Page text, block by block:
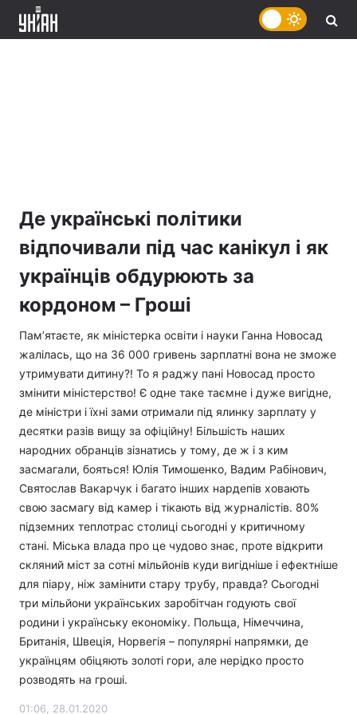
Де українські політики
відпочивали під час канікул і як
українців обдурюють за
кордоном – Гроші
Пам’ятаєте, як міністерка освіти і науки Ганна Новосад
жалілась, що на 36 000 гривень зарплатні вона не зможе
утримувати дитину?! То я раджу пані Новосад просто
змінити міністерство! Є одне таке таємне і дуже вигідне,
де міністри і їхні зами отримали під ялинку зарплату у
десятки разів вищу за офіційну! Більшість наших
народних обранців зізнатись у тому, де ж і з ким
засмагали, бояться! Юлія Тимошенко, Вадим Рабінович,
Святослав Вакарчук і багато інших нардепів ховають
свою засмагу від камер і тікають від журналістів. 80%
підземних теплотрас столиці сьогодні у критичному
стані. Міська влада про це чудово знає, проте відкрити
скляний міст за сотні мільйонів куди вигідніше і ефектніше
для піару, ніж замінити стару трубу, правда? Сьогодні
три мільйони українських заробітчан годують свої
родини і українську економіку. Польща, Німеччина,
Британія, Швеція, Норвегія – популярні напрямки, де
українцям обіцяють золоті гори, але нерідко просто
розводять на гроші.
01:06, 28.01.2020